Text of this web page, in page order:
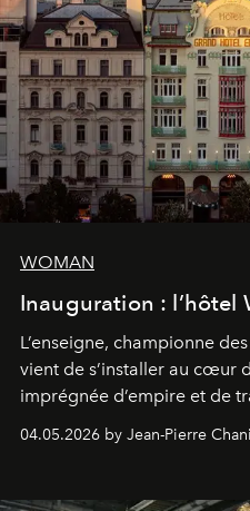
WOMAN
Inauguration : l’hôtel
L’enseigne, championne
vient de s’installer au cœur
imprégnée d’empire et de
04.05.2026 by Jean-Pierre